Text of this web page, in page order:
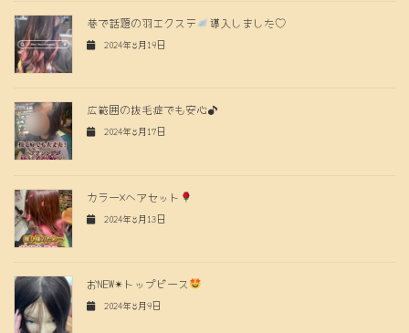
巷で話題の羽エクステ 導入しました♡
2024年8月19日
広範囲の抜毛症でも安心♪
2024年8月17日
カラー×ヘアセット
2024年8月13日
おNEW✴︎トップピース
2024年8月9日